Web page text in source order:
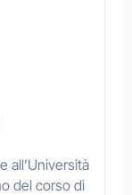
all’Università
del corso di